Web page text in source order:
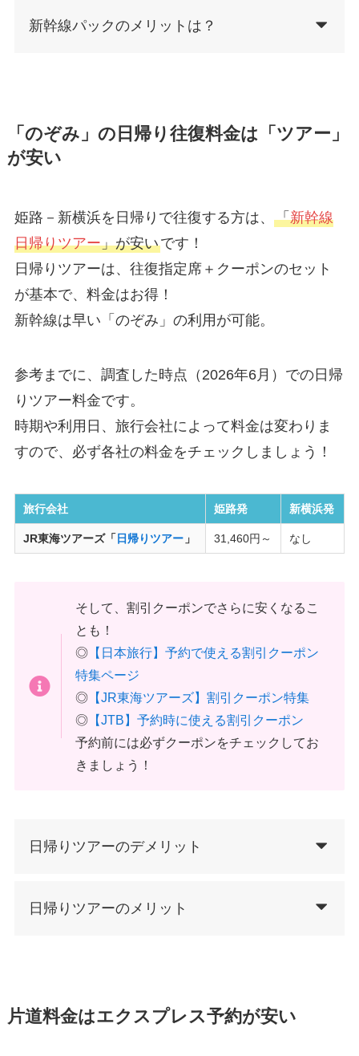
新幹線パックのメリットは？
「のぞみ」の日帰り往復料金は「ツアー」
が安い
姫路－新横浜を日帰りで往復する方は、 「新幹線
日帰りツアー」が安いです！
日帰りツアーは、往復指定席＋クーポンのセット
が基本で、料金はお得！
新幹線は早い「のぞみ」の利用が可能。
参考までに、調査した時点（2026年6月）での日帰
りツアー料金です。
時期や利用日、旅行会社によって料金は変わりま
すので、必ず各社の料金をチェックしましょう！
旅行会社 姫路発 新横浜発
JR東海ツアーズ「 日帰りツアー 」 31,460円～ なし
そして、割引クーポンでさらに安くなるこ
とも！
◎ 【日本旅行】予約で使える割引クーポン
特集ページ
◎ 【JR東海ツアーズ】割引クーポン特集
◎ 【JTB】予約時に使える割引クーポン
予約前には必ずクーポンをチェックしてお
きましょう！
日帰りツアーのデメリット
日帰りツアーのメリット
片道料金はエクスプレス予約が安い